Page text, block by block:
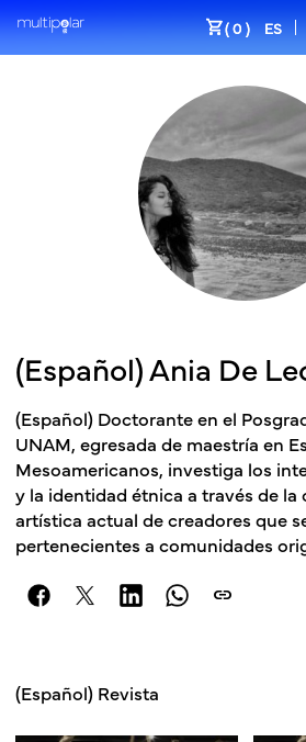
shopping_cart( 0 ) ES
(Español) Ania De
(Español) Doctorante en el
UNAM, egresada de maestría en
Mesoamericanos, investiga los
y la identidad étnica a través de la
artística actual de creadores que
pertenecientes a comunidades
link
(Español) Revista